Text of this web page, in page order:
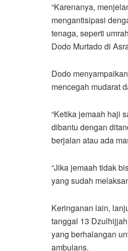
“Karenanya,
mengantisipasi
tenaga, seperti
Dodo Murtado di
Dodo
mencegah mudarat
“Ketika jemaah haji
dibantu dengan
berjalan atau ada
“Jika jemaah tidak
yang sudah
Keringanan lain,
tanggal 13
yang berhalangan
ambulans.